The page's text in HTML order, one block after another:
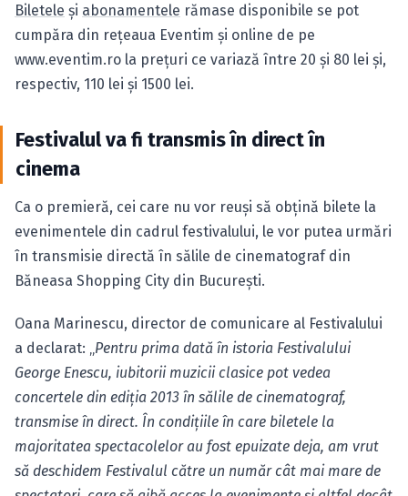
Biletele şi abonamentele rămase disponibile se pot
cumpăra din reţeaua Eventim şi online de pe
www.eventim.ro la preţuri ce variază între 20 şi 80 lei şi,
respectiv, 110 lei şi 1500 lei.
Festivalul va fi transmis în direct în
cinema
Ca o premieră, cei care nu vor reuşi să obţină bilete la
evenimentele din cadrul festivalului, le vor putea urmări
în transmisie directă în sălile de cinematograf din
Băneasa Shopping City din Bucureşti.
Oana Marinescu, director de comunicare al Festivalului
a declarat: „ Pentru prima dată în istoria Festivalului
George Enescu, iubitorii muzicii clasice pot vedea
concertele din ediţia 2013 în sălile de cinematograf,
transmise în direct. În condiţiile în care biletele la
majoritatea spectacolelor au fost epuizate deja, am vrut
să deschidem Festivalul către un număr cât mai mare de